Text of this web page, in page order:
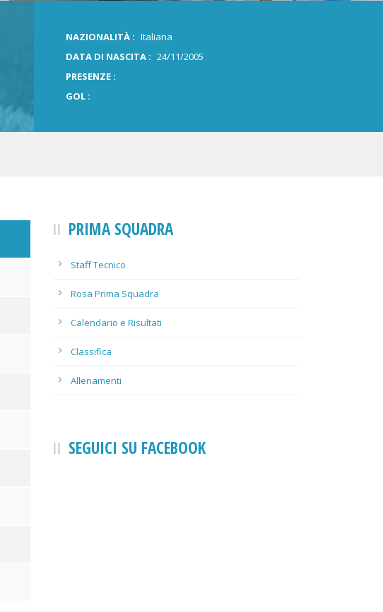
NAZIONALITÀ : Italiana
DATA DI NASCITA : 24/11/2005
PRESENZE :
GOL :
PRIMA SQUADRA
Staff Tecnico
Rosa Prima Squadra
Calendario e Risultati
Classifica
Allenamenti
SEGUICI SU FACEBOOK